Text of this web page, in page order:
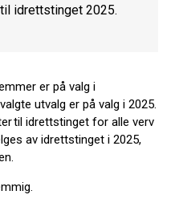
idrettstinget 2025.
er på valg i
utvalg er på valg i 2025.
til idrettstinget for alle verv
av idrettstinget i 2025,